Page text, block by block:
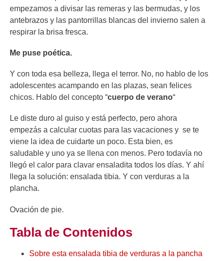
empezamos a divisar las remeras y las bermudas, y los
antebrazos y las pantorrillas blancas del invierno salen a
respirar la brisa fresca.
Me puse poética.
Y con toda esa belleza, llega el terror. No, no hablo de los
adolescentes acampando en las plazas, sean felices
chicos. Hablo del concepto “cuerpo de verano“
Le diste duro al guiso y está perfecto, pero ahora
empezás a calcular cuotas para las vacaciones y se te
viene la idea de cuidarte un poco. Esta bien, es
saludable y uno ya se llena con menos. Pero todavía no
llegó el calor para clavar ensaladita todos los días. Y ahí
llega la solución: ensalada tibia. Y con verduras a la
plancha.
Ovación de pie.
Tabla de Contenidos
Sobre esta ensalada tibia de verduras a la pancha